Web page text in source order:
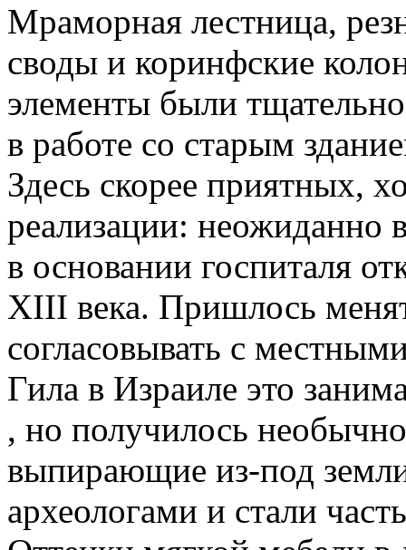
Мраморная лестница,
своды и коринфские
элементы были
в работе со старым
Здесь скорее приятных,
реализации: неожиданно
в основании госпиталя
XIII века. Пришлось
согласовывать с
Гила в Израиле это
, но получилось
выпирающие из-под
археологами и стали